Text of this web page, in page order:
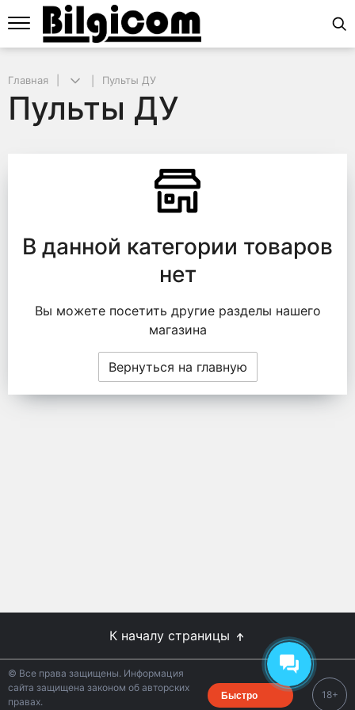
Главная Пульты ДУ
Пульты ДУ
В данной категории товаров
нет
Вы можете посетить другие разделы нашего
магазина
Вернуться на главную
К началу страницы
© Все права защищены. Информация
сайта защищена законом об авторских
правах.
Быстро 18+